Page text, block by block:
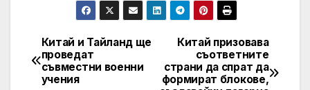
Post
navigation
Китай призовава
съответните
страни да спрат да
формират блокове,
Китай и Тайланд ще
проведат
съвместни военни
учения